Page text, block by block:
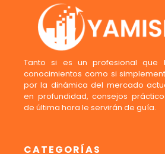
Tanto si es un profesional que
conocimientos como si
por la dinámica del mercado
en profundidad, consejos
de última hora le servirán de guía.
CATEGORÍAS